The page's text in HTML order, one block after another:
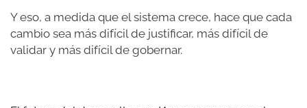
Y eso, a medida que el sistema crece, hace que cada
cambio sea más difícil de justificar, más difícil de
validar y más difícil de gobernar.